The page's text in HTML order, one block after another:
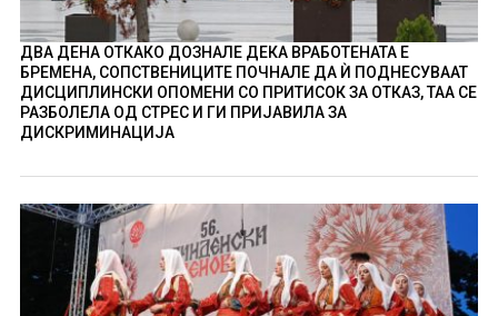
ДВА ДЕНА ОТКАКО ДОЗНАЛЕ ДЕКА ВРАБОТЕНАТА Е
БРЕМЕНА, СОПСТВЕНИЦИТЕ ПОЧНАЛЕ ДА Ѝ ПОДНЕСУВААТ
ДИСЦИПЛИНСКИ ОПОМЕНИ СО ПРИТИСОК ЗА ОТКАЗ, ТАА СЕ
РАЗБОЛЕЛА ОД СТРЕС И ГИ ПРИЈАВИЛА ЗА
ДИСКРИМИНАЦИЈА